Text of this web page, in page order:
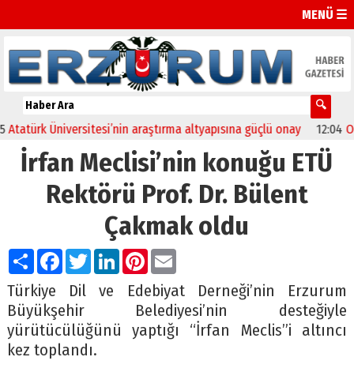
MENÜ ☰
Üniversitesi’nin araştırma altyapısına güçlü onay 12:04
İrfan Meclisi’nin konuğu ETÜ
Rektörü Prof. Dr. Bülent
Çakmak oldu
PaylaşFacebook
TwitterLinkedIn
Pinterest
Email
Türkiye Dil ve Edebiyat Derneği’nin Erzurum
Büyükşehir Belediyesi’nin desteğiyle
yürütücülüğünü yaptığı “İrfan Meclis”i altıncı
kez toplandı.